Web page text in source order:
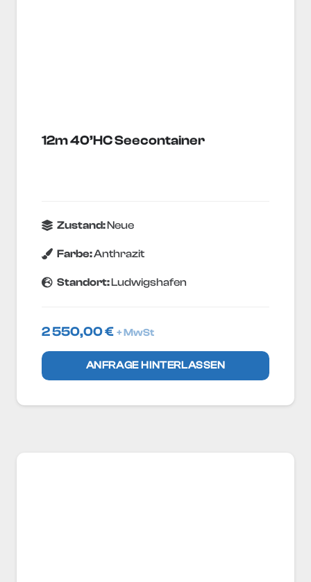
12m 40’HC Seecontainer
Zustand:Neue
Farbe:Anthrazit
Standort:Ludwigshafen
2 550,00€ + MwSt
ANFRAGE HINTERLASSEN